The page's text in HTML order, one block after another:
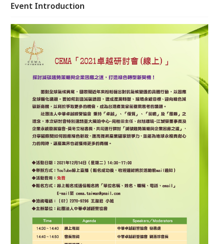
Event Introduction